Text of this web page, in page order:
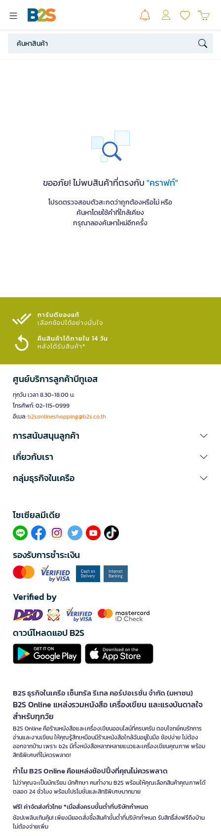
ขออภัย! ไม่พบสินค้าที่ตรงกับ"คราฟท์"
โปรดตรวจสอบตัวสะกดว่าถูกต้องหรือไม่ หรือ
ค้นหาโดยใช้คำที่ใกล้เคียง
กรุณาลองค้นหาใหม่อีกครั้ง
การันตีของแท้
เลือกช้อปได้อย่างมั่นใจ​
คืนสินค้าได้ภายใน 14 วัน
หลังได้รับสินค้า*
ศูนย์บริการลูกค้าบีทูเอส
ทุกวัน เวลา 8.30-18.00 น.
โทรศัพท์: 02-115-0999
อีเมล:b2sonlineshopping@b2s.co.th
การสนับสนุนลูกค้า
เกี่ยวกับเรา
กลุ่มธุรกิจในเครือ
โซเซียลมีเดีย​
รองรับการชำระเงิน
Verified by
ดาวน์โหลดแอป B2S
B2S ธุรกิจในเครือ เซ็นทรัล รีเทล คอร์ปอเรชั่น จำกัด (มหาชน)
B2S Online แหล่งรวมหนังสือ เครื่องเขียน และแรงบันดาลใจ
สำหรับทุกวัย
B2S Online คือร้านหนังสือและเครื่องเขียนออนไลน์ที่ครบครัน ตอบโจทย์คนรักการ
อ่านและงานเขียน ให้คุณรู้สึกเหมือนมีร้านหนังสือใกล้ฉันอยู่ในมือ ช้อปง่าย ไม่ต้อง
ออกจากบ้าน เพราะ b2s มีทั้งหนังสือหลากหลายแนวและเครื่องเขียนคุณภาพ พร้อม
สิทธิพิเศษที่ไม่ควรพลาด!
ทำไม B2S Online คือแหล่งช้อปปิ้งที่คุณไม่ควรพลาด
ไม่ว่าคุณจะเป็นนักเรียน นักศึกษา คนทำงาน B2S พร้อมให้คุณเลือกสินค้าคุณภาพได้
ตลอด 24 ชั่วโมง พร้อมโปรโมชั่นและสิทธิพิเศษมากมาย
ฟรี! ค่าจัดส่งทั่วไทย *เมื่อสั่งครบขั้นต่ำที่บริษัทกำหนด
ช้อปเพลินเกินคุ้ม! เพียงมียอดสั่งซื้อสินค้าขั้นต่ำที่บริษัทกำหนด รับสิทธิ์ส่งฟรีถึงบ้าน
ไม่ต้องจ่ายเพิ่ม